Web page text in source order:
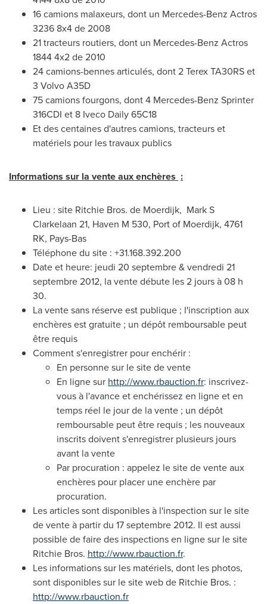
16 camions malaxeurs, dont un Mercedes-Benz Actros
3236 8x4 de 2008
21 tracteurs routiers, dont un Mercedes-Benz Actros
1844 4x2 de 2010
24 camions-bennes articulés, dont 2 Terex TA30RS et
3 Volvo A35D
75 camions fourgons, dont 4 Mercedes-Benz Sprinter
316CDI et 8 Iveco Daily 65C18
Et des centaines d'autres camions, tracteurs et
matériels pour les travaux publics
Informations sur la vente aux enchères :
Lieu : site Ritchie Bros. de Moerdijk, Mark S
Clarkelaan 21, Haven M 530, Port of Moerdijk, 4761
RK, Pays-Bas
Téléphone du site : +31.168.392.200
Date et heure: jeudi 20 septembre & vendredi 21
septembre 2012, la vente débute les 2 jours à 08 h
30.
La vente sans réserve est publique ; l'inscription aux
enchères est gratuite ; un dépôt remboursable peut
être requis
Comment s'enregistrer pour enchérir :
En personne sur le site de vente
En ligne sur http://www.rbauction.fr: inscrivez-
vous à l'avance et enchérissez en ligne et en
temps réel le jour de la vente ; un dépôt
remboursable peut être requis ; les nouveaux
inscrits doivent s'enregistrer plusieurs jours
avant la vente
Par procuration : appelez le site de vente aux
enchères pour placer une enchère par
procuration.
Les articles sont disponibles à l'inspection sur le site
de vente à partir du 17 septembre 2012. Il est aussi
possible de faire des inspections en ligne sur le site
Ritchie Bros. http://www.rbauction.fr.
Les informations sur les matériels, dont les photos,
sont disponibles sur le site web de Ritchie Bros. :
http://www.rbauction.fr